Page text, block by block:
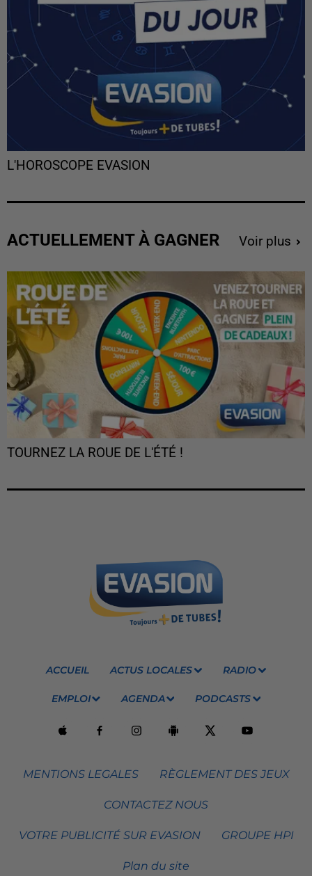
L'HOROSCOPE EVASION
ACTUELLEMENT À GAGNER Voir plus
TOURNEZ LA ROUE DE L'ÉTÉ !
ACCUEIL ACTUS LOCALES RADIO
EMPLOI AGENDA PODCASTS
MENTIONS LEGALES RÈGLEMENT DES JEUX
CONTACTEZ NOUS
VOTRE PUBLICITÉ SUR EVASION GROUPE HPI
Plan du site